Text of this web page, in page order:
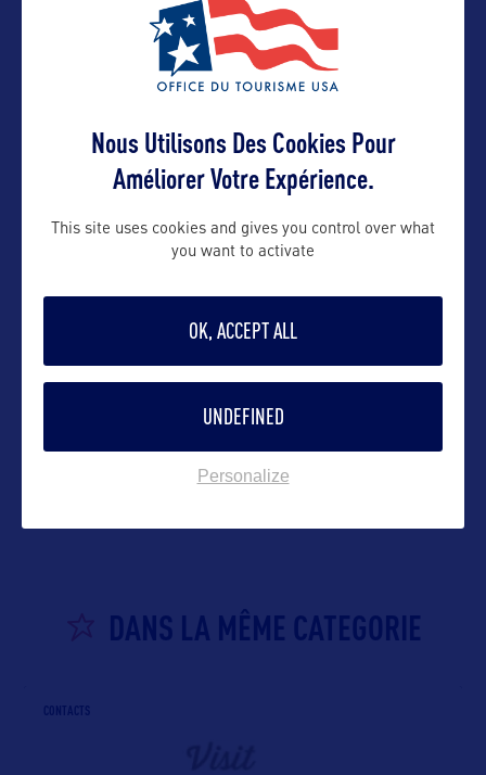
Carson City, NV 89703
Suivre
DANS LA MÊME CATEGORIE
CONTACTS
Nous Utilisons Des Cookies Pour
Améliorer Votre Expérience.
This site uses cookies and gives you control over what
you want to activate
OK, ACCEPT ALL
UNDEFINED
Personalize